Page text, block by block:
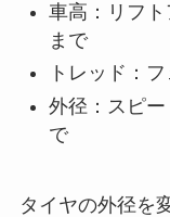
車高：リフ
まで
トレッド：
外径：スピ
で
タイヤの外径を